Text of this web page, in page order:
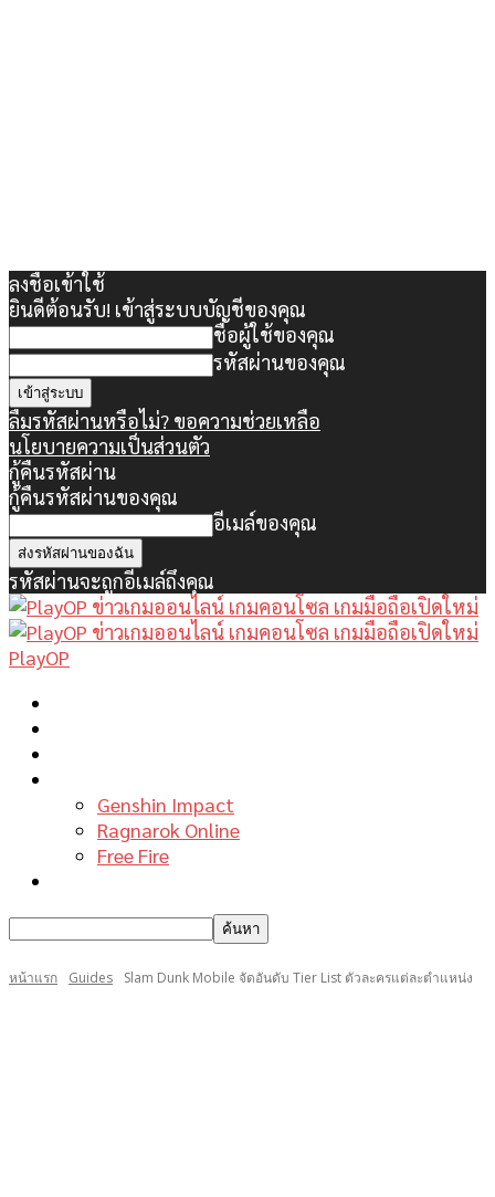
ลงชื่อเข้าใช้
ยินดีต้อนรับ! เข้าสู่ระบบบัญชีของคุณ
ชื่อผู้ใช้ของคุณ
รหัสผ่านของคุณ
ลืมรหัสผ่านหรือไม่? ขอความช่วยเหลือ
นโยบายความเป็นส่วนตัว
กู้คืนรหัสผ่าน
กู้คืนรหัสผ่านของคุณ
อีเมล์ของคุณ
รหัสผ่านจะถูกอีเมล์ถึงคุณ
PlayOP
Genshin Impact
Ragnarok Online
Free Fire
หน้าแรก Guides Slam Dunk Mobile จัดอันดับ Tier List ตัวละครแต่ละตำแหน่ง